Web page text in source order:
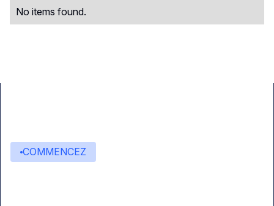
No items found.
COMMENCEZ